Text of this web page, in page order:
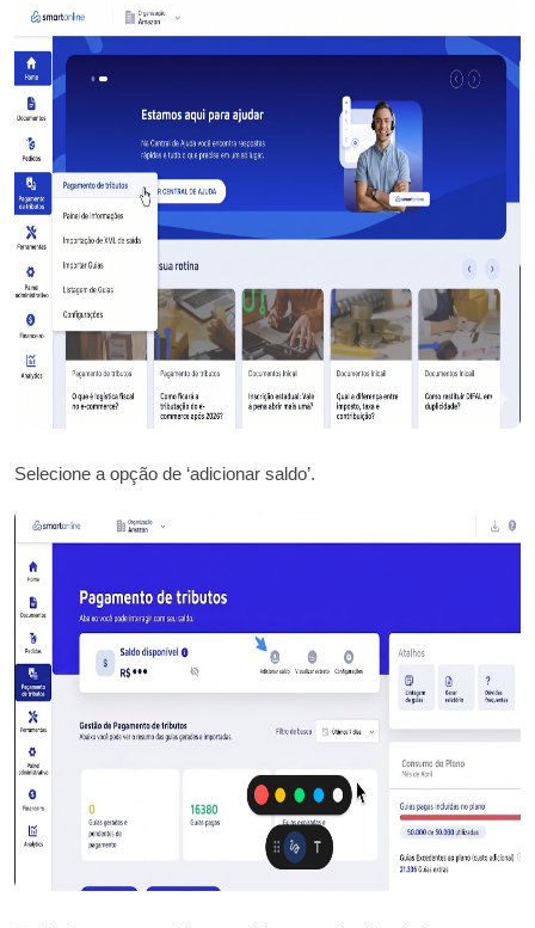
Selecione a opção de ‘adicionar saldo’.